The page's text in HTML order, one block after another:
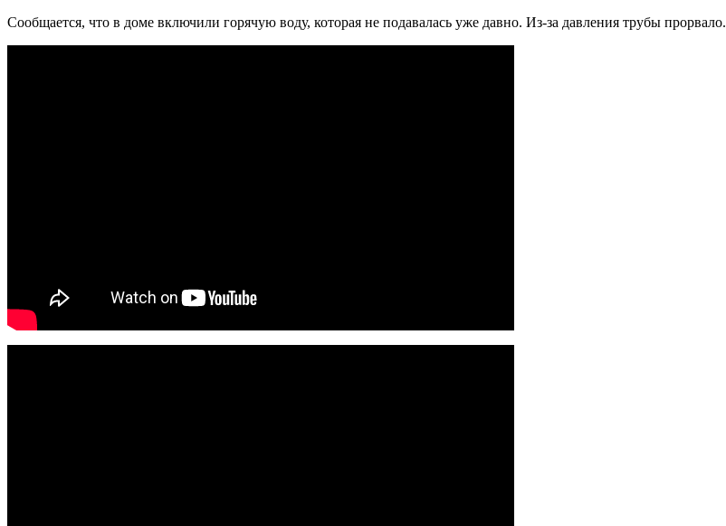
Сообщается, что в доме включили горячую воду, которая не подавалась уже давно. Из-за давления трубы прорвало.